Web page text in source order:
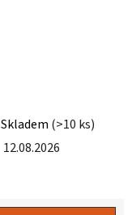
Skladem (>10 ks)
12.08.2026